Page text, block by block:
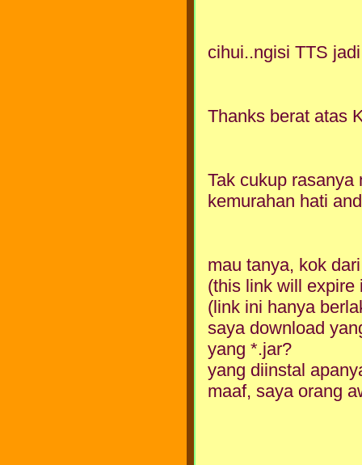
cihui..ngisi TTS
Thanks berat atas
Tak cukup rasanya
kemurahan hati
mau tanya, kok
(this link will expire
(link ini hanya
saya download
yang *.jar?
yang diinstal
maaf, saya orang